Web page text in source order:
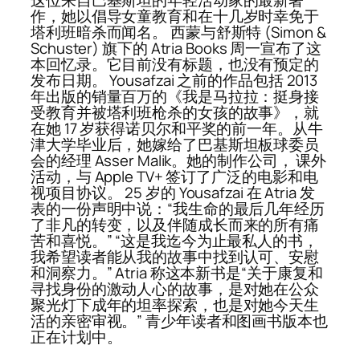
作，她以倡导女童教育和在十几岁时幸免于
塔利班暗杀而闻名。 西蒙与舒斯特 (Simon &
Schuster) 旗下的 Atria Books 周一宣布了这
本回忆录。它目前没有标题，也没有预定的
发布日期。 Yousafzai 之前的作品包括 2013
年出版的销量百万的《我是马拉拉：挺身接
受教育并被塔利班枪杀的女孩的故事》，就
在她 17 岁获得诺贝尔和平奖的前一年。从牛
津大学毕业后，她嫁给了巴基斯坦板球委员
会的经理 Asser Malik。她的制作公司， 课外
活动，与 Apple TV+ 签订了广泛的电影和电
视项目协议。 25 岁的 Yousafzai 在 Atria 发
表的一份声明中说：“我生命的最后几年经历
了非凡的转变，以及伴随成长​​而来的所有痛
苦和喜悦。” “这是我迄今为止最私人的书，
我希望读者能从我的故事中找到认可、安慰
和洞察力。” Atria 称这本新书是“关于康复和
寻找身份的激动人心的故事，是对她在公众
聚光灯下成年的坦率探索，也是对她今天生
活的亲密审视。” 青少年读者和图画书版本也
正在计划中。